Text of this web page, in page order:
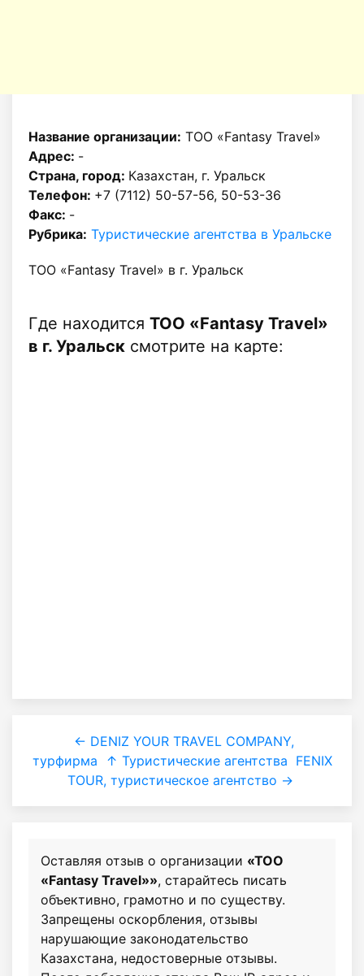
Название организации: ТОО «Fantasy Travel»
Адрес: -
Страна, город: Казахстан, г. Уральск
Телефон: +7 (7112) 50-57-56, 50-53-36
Факс: -
Рубрика: Туристические агентства в Уральске
ТОО «Fantasy Travel» в г. Уральск
Где находится ТОО «Fantasy Travel»
в г. Уральск смотрите на карте:
← DENIZ YOUR TRAVEL COMPANY,
турфирма
↑ Туристические агентства FENIX
TOUR, туристическое агентство →
Оставляя отзыв о организации «ТОО
«Fantasy Travel»», старайтесь писать
объективно, грамотно и по существу.
Запрещены оскорбления, отзывы
нарушающие законодательство
Казахстана, недостоверные отзывы.